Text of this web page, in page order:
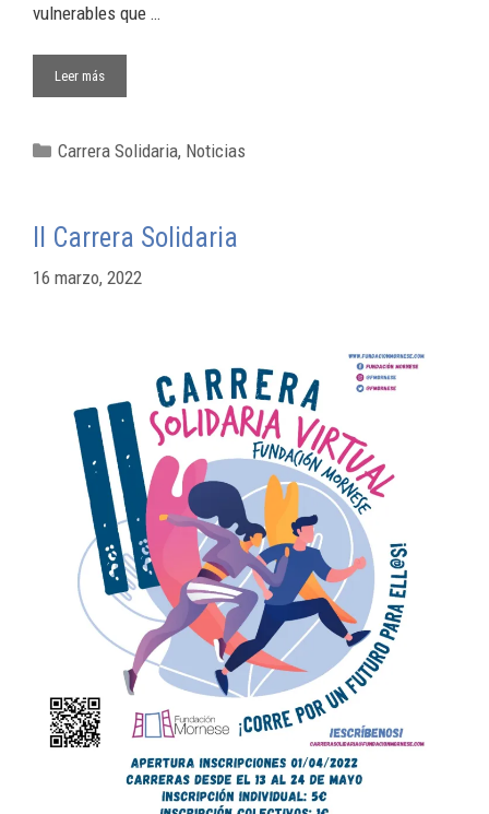
vulnerables que …
Leer más
Carrera Solidaria, Noticias
II Carrera Solidaria
16 marzo, 2022